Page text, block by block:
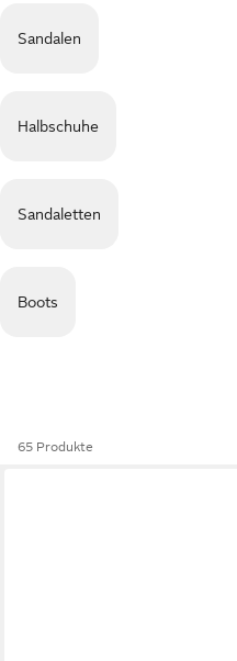
Sandalen
Halbschuhe
Sandaletten
Boots
65 Produkte